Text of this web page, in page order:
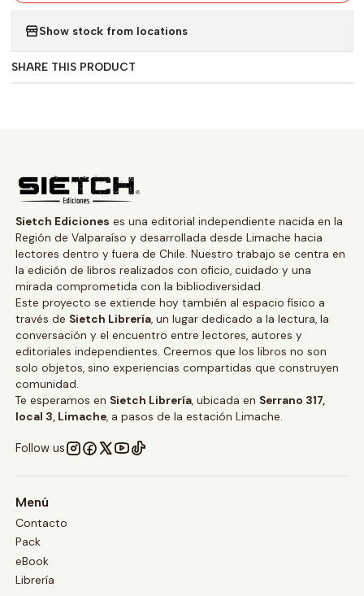
Show stock from locations
SHARE THIS PRODUCT
Sietch Ediciones es una editorial independiente nacida en la
Región de Valparaíso y desarrollada desde Limache hacia
lectores dentro y fuera de Chile. Nuestro trabajo se centra en
la edición de libros realizados con oficio, cuidado y una
mirada comprometida con la bibliodiversidad.
Este proyecto se extiende hoy también al espacio físico a
través de Sietch Librería, un lugar dedicado a la lectura, la
conversación y el encuentro entre lectores, autores y
editoriales independientes. Creemos que los libros no son
solo objetos, sino experiencias compartidas que construyen
comunidad.
Te esperamos en Sietch Librería, ubicada en Serrano 317,
local 3, Limache, a pasos de la estación Limache.
Follow us
Menú
Contacto
Pack
eBook
Librería